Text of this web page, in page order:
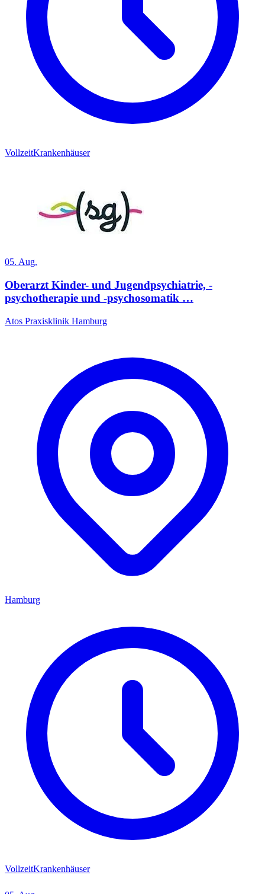
VollzeitKrankenhäuser
05. Aug.
Oberarzt Kinder- und Jugendpsychiatrie, -
psychotherapie und -psychosomatik …
Atos Praxisklinik Hamburg
Hamburg
VollzeitKrankenhäuser